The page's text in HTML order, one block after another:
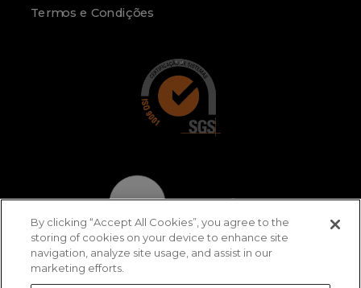
Termos e Condições
By clicking “Accept All Cookies”, you agree to the
storing of cookies on your device to enhance site
navigation, analyze site usage, and assist in our
marketing efforts.